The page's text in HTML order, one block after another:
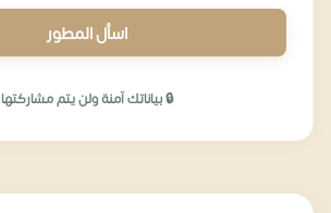
اسأل المطور
🔒 بياناتك آمنة ولن يتم مشاركتها